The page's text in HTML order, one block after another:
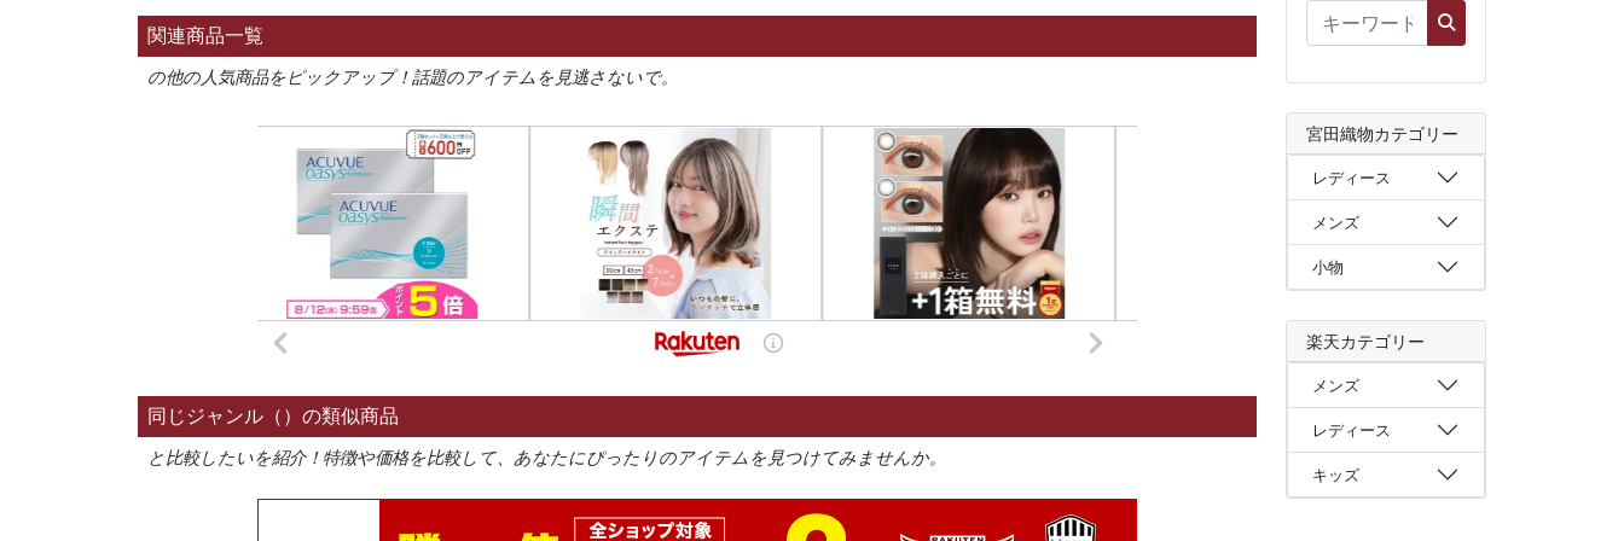
関連商品一覧
の他の人気商品をピックアップ！話題のアイテムを見逃さないで。
同じジャンル（）の類似商品
と比較したいを紹介！特徴や価格を比較して、あなたにぴったりのアイテムを見つけてみませんか。
宮田織物カテゴリー
レディース
メンズ
小物
楽天カテゴリー
メンズ
レディース
キッズ